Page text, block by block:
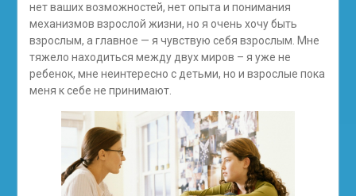
нет ваших возможностей, нет опыта и понимания
механизмов взрослой жизни, но я очень хочу быть
взрослым, а главное — я чувствую себя взрослым. Мне
тяжело находиться между двух миров – я уже не
ребенок, мне неинтересно с детьми, но и взрослые пока
меня к себе не принимают.